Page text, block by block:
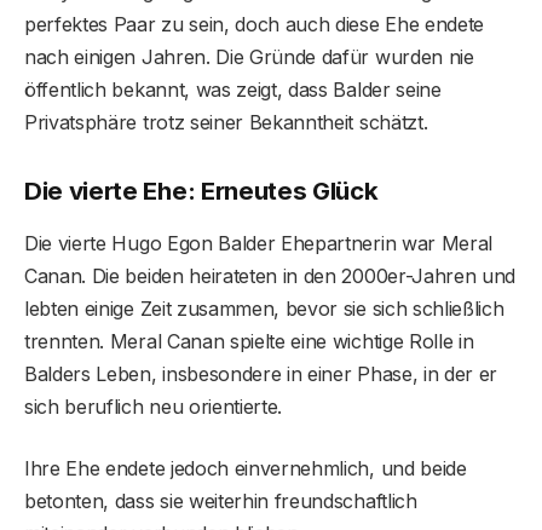
perfektes Paar zu sein, doch auch diese Ehe endete
nach einigen Jahren. Die Gründe dafür wurden nie
öffentlich bekannt, was zeigt, dass Balder seine
Privatsphäre trotz seiner Bekanntheit schätzt.
Die vierte Ehe: Erneutes Glück
Die vierte Hugo Egon Balder Ehepartnerin war Meral
Canan. Die beiden heirateten in den 2000er-Jahren und
lebten einige Zeit zusammen, bevor sie sich schließlich
trennten. Meral Canan spielte eine wichtige Rolle in
Balders Leben, insbesondere in einer Phase, in der er
sich beruflich neu orientierte.
Ihre Ehe endete jedoch einvernehmlich, und beide
betonten, dass sie weiterhin freundschaftlich